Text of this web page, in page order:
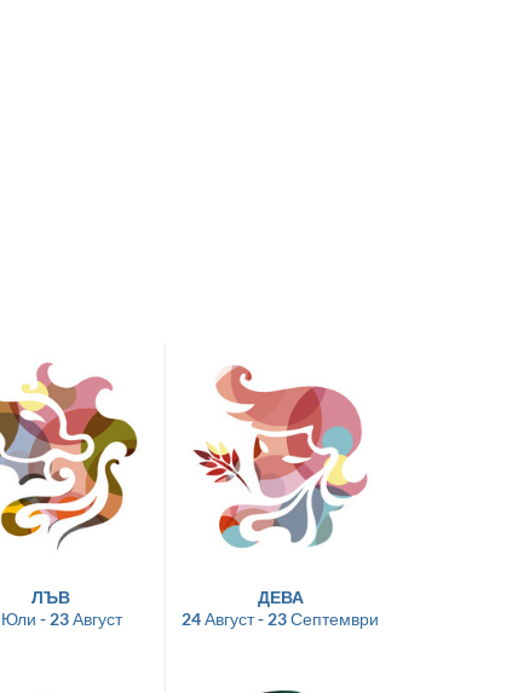
ЛЪВ
- 23 Август
ДЕВА
24 Август - 23 Септември